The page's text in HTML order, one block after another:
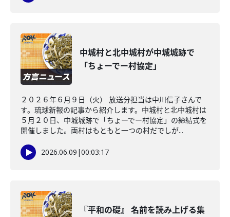
中城村と北中城村が中城城跡で
「ちょーでー村協定」
２０２６年６月９日（火） 放送分担当は中川信子さんで
す。琉球新報の記事から紹介します。中城村と北中城村は
５月２０日、中城城跡で「ちょーでー村協定」の締結式を
開催しました。両村はもともと一つの村だでしが...
2026.06.09 |00:03:17
『平和の礎』 名前を読み上げる集